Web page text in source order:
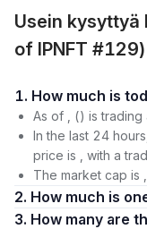
Usein kysyttyä
of IPNFT #129)
1. How
As of , () is trading
In the last 24
price is , with a
The market cap is
2. How much is
3. How